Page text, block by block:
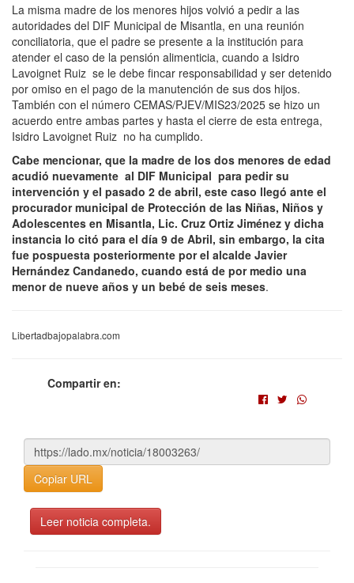
La misma madre de los menores hijos volvió a pedir a las
autoridades del DIF Municipal de Misantla, en una reunión
conciliatoria, que el padre se presente a la institución para
atender el caso de la pensión alimenticia, cuando a Isidro
Lavoignet Ruiz se le debe fincar responsabilidad y ser detenido
por omiso en el pago de la manutención de sus dos hijos.
También con el número CEMAS/PJEV/MIS23/2025 se hizo un
acuerdo entre ambas partes y hasta el cierre de esta entrega,
Isidro Lavoignet Ruiz no ha cumplido.
Cabe mencionar, que la madre de los dos menores de edad
acudió nuevamente al DIF Municipal para pedir su
intervención y el pasado 2 de abril, este caso llegó ante el
procurador municipal de Protección de las Niñas, Niños y
Adolescentes en Misantla, Lic. Cruz Ortiz Jiménez y dicha
instancia lo citó para el día 9 de Abril, sin embargo, la cita
fue pospuesta posteriormente por el alcalde Javier
Hernández Candanedo, cuando está de por medio una
menor de nueve años y un bebé de seis meses.
Libertadbajopalabra.com
Compartir en:
Copiar URL
Leer noticia completa.